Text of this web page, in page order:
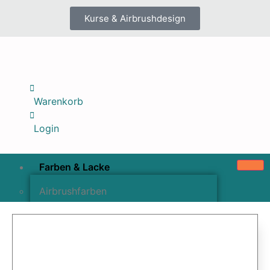
Kurse & Airbrushdesign
Warenkorb
Login
Farben & Lacke
Airbrushfarben